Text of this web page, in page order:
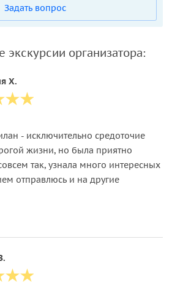
Задать вопрос
экскурсии организатора:
Х.
- исключительно средоточие
жизни, но была приятно
так, узнала много интересных
отправлюсь и на другие